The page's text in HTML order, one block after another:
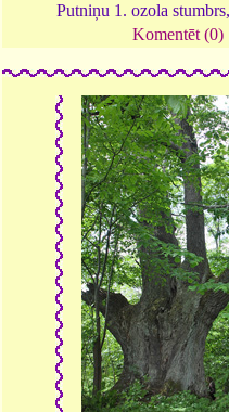
Putniņu 1. ozola
Komentēt (0)